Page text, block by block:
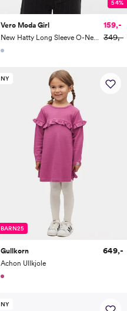
54%
Vero Moda Girl
159,-
349,-
NY
BARN25
Gullkorn
Achon Ullkjole
649,-
NY